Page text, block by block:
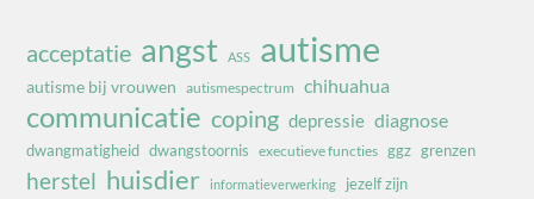
acceptatie angst ASS autisme
autisme bij vrouwen autismespectrum chihuahua
communicatie coping depressie diagnose
dwangmatigheid dwangstoornis executieve functies ggz grenzen
herstel huisdier informatieverwerking jezelf zijn